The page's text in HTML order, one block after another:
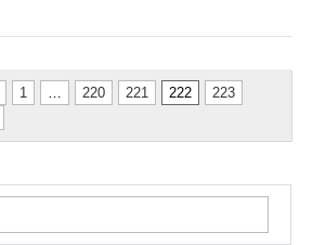
1 … 220 221 222
223